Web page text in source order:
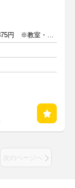
1コマ(60～90分)：1250～1875円 ※教室・指導内容・対象による
次のページへ